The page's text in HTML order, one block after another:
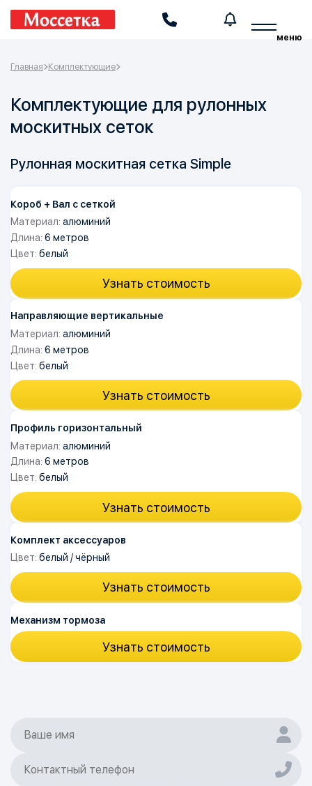
меню
Главная Комплектующие
Комплектующие для рулонных
москитных сеток
Рулонная москитная сетка Simple
Короб + Вал с сеткой
Материал: алюминий
Длина: 6 метров
Цвет: белый
Узнать стоимость
Направляющие вертикальные
Материал: алюминий
Длина: 6 метров
Цвет: белый
Узнать стоимость
Профиль горизонтальный
Материал: алюминий
Длина: 6 метров
Цвет: белый
Узнать стоимость
Комплект аксессуаров
Цвет: белый / чёрный
Узнать стоимость
Механизм тормоза
Узнать стоимость